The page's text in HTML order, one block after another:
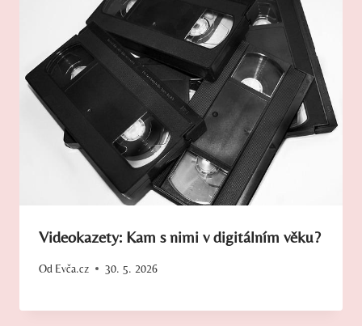
Videokazety: Kam s nimi v digitálním věku?
Od Evča.cz 30. 5. 2026